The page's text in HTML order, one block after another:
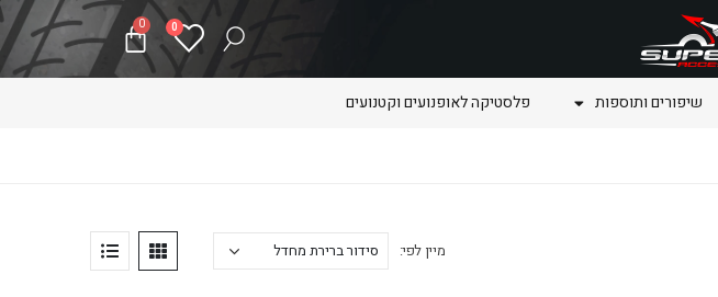
0
0
שיפורים ותוספות פלסטיקה לאופנועים וקטנועים
מיין לפי: